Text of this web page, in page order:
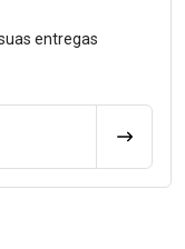
entregas